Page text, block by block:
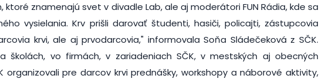
ktoré znamenajú svet v divadle Lab, ale aj moderátori FUN Rádia, kde sa
vysielania. Krv prišli darovať študenti, hasiči, policajti, zástupcovia
krvi, ale aj prvodarcovia," informovala Soňa Sládečeková z SČK.
školách, vo firmách, v zariadeniach SČK, v mestských aj obecných
organizovali pre darcov krvi prednášky, workshopy a náborové aktivity,